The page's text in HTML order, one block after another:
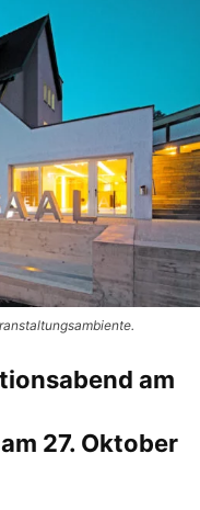
am
27. Oktober